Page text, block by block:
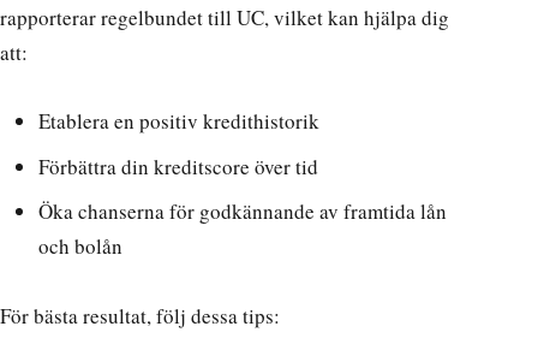
rapporterar regelbundet till UC, vilket kan hjälpa dig
att:
Etablera en positiv kredithistorik
Förbättra din kreditscore över tid
Öka chanserna för godkännande av framtida lån
och bolån
För bästa resultat, följ dessa tips: